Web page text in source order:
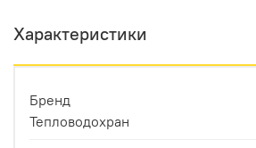
Характеристики
Бренд
Тепловодохран